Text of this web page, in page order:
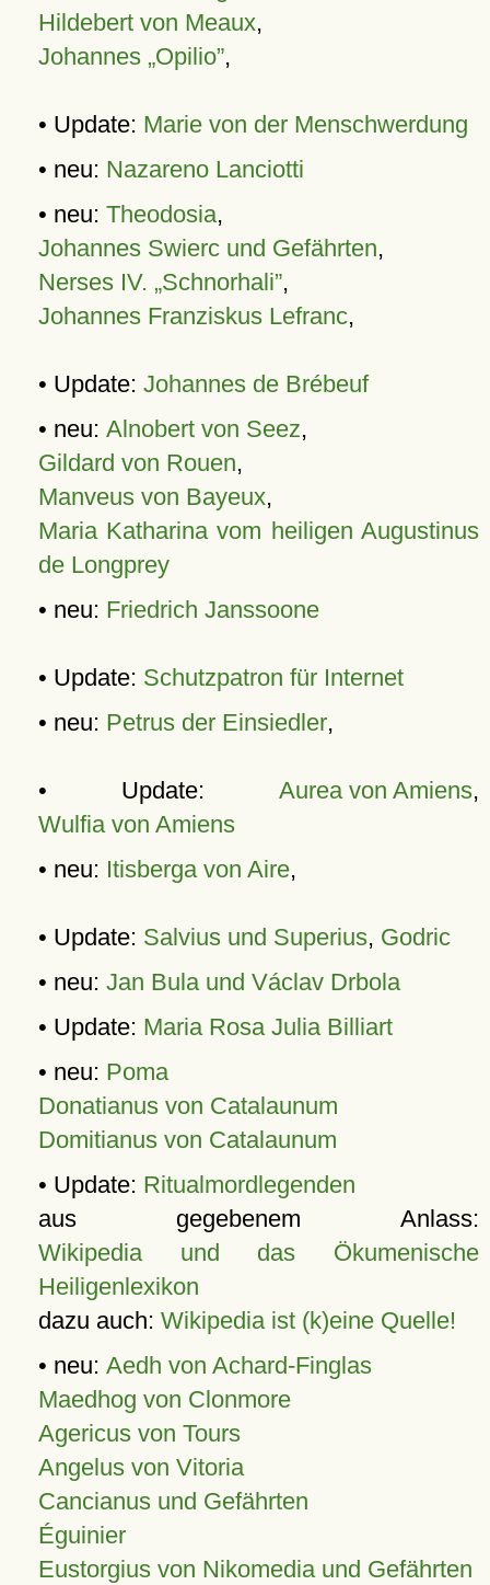
Hildebert von Meaux,
Johannes „Opilio”,
• Update: Marie von der Menschwerdung
• neu: Nazareno Lanciotti
• neu: Theodosia,
Johannes Swierc und Gefährten,
Nerses IV. „Schnorhali”,
Johannes Franziskus Lefranc,
• Update: Johannes de Brébeuf
• neu: Alnobert von Seez,
Gildard von Rouen,
Manveus von Bayeux,
Maria Katharina vom heiligen Augustinus
de Longprey
• neu: Friedrich Janssoone
• Update: Schutzpatron für Internet
• neu: Petrus der Einsiedler,
• Update: Aurea von Amiens,
Wulfia von Amiens
• neu: Itisberga von Aire,
• Update: Salvius und Superius, Godric
• neu: Jan Bula und Václav Drbola
• Update: Maria Rosa Julia Billiart
• neu: Poma
Donatianus von Catalaunum
Domitianus von Catalaunum
• Update: Ritualmordlegenden
aus gegebenem Anlass:
Wikipedia und das Ökumenische
Heiligenlexikon
dazu auch: Wikipedia ist (k)eine Quelle!
• neu: Aedh von Achard-Finglas
Maedhog von Clonmore
Agericus von Tours
Angelus von Vitoria
Cancianus und Gefährten
Éguinier
Eustorgius von Nikomedia und Gefährten